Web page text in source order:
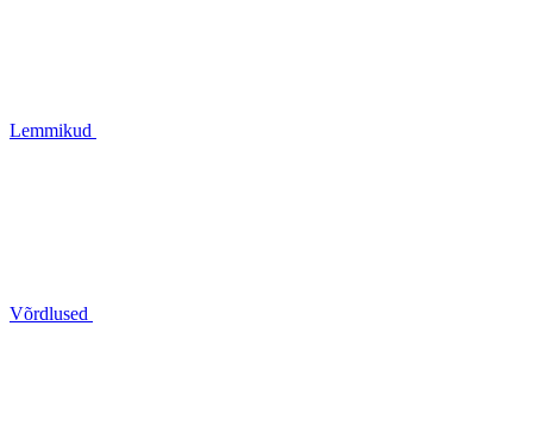
Lemmikud
Võrdlused